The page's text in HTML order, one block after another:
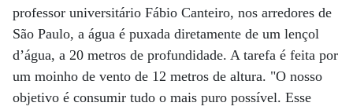
professor universitário Fábio Canteiro, nos arredores de
São Paulo, a água é puxada diretamente de um lençol
d’água, a 20 metros de profundidade. A tarefa é feita por
um moinho de vento de 12 metros de altura. "O nosso
objetivo é consumir tudo o mais puro possível. Esse